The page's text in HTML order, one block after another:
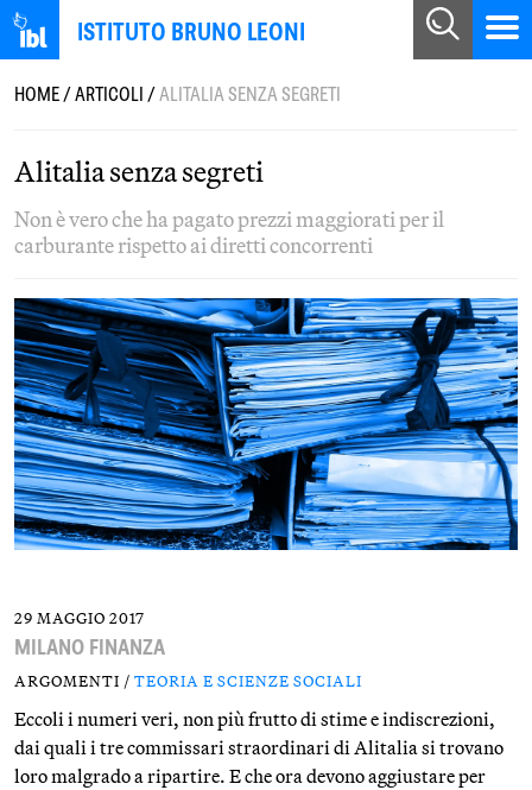
ISTITUTO BRUNO LEONI
HOME/ARTICOLI/ALITALIA SENZA SEGRETI
Alitalia senza segreti
Non è vero che ha pagato prezzi maggiorati per il
carburante rispetto ai diretti concorrenti
29 MAGGIO 2017
MILANO FINANZA
ARGOMENTI / TEORIA E SCIENZE SOCIALI
Eccoli i numeri veri, non più frutto di stime e indiscrezioni,
dai quali i tre commissari straordinari di Alitalia si trovano
loro malgrado a ripartire. E che ora devono aggiustare per